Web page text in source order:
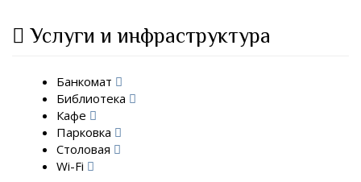
Услуги и инфраструктура
Банкомат
Библиотека
Кафе
Парковка
Столовая
Wi-Fi